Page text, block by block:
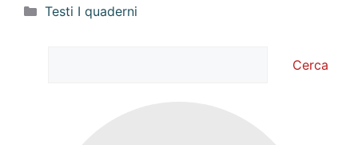
Categorie
Testi I quaderni
Cerca